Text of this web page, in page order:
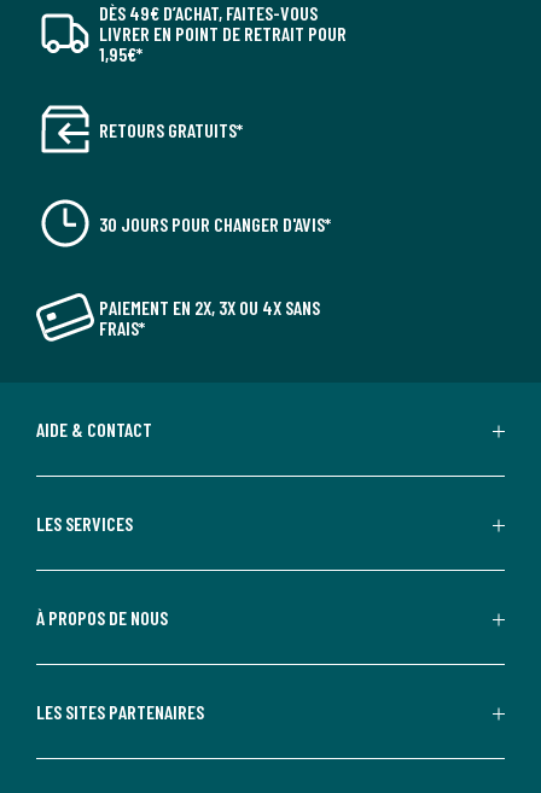
DÈS 49€ D’ACHAT, FAITES-VOUS
LIVRER EN POINT DE RETRAIT POUR
1,95€*
RETOURS GRATUITS*
30 JOURS POUR CHANGER D'AVIS*
PAIEMENT EN 2X, 3X OU 4X SANS
FRAIS*
AIDE & CONTACT
LES SERVICES
À PROPOS DE NOUS
LES SITES PARTENAIRES